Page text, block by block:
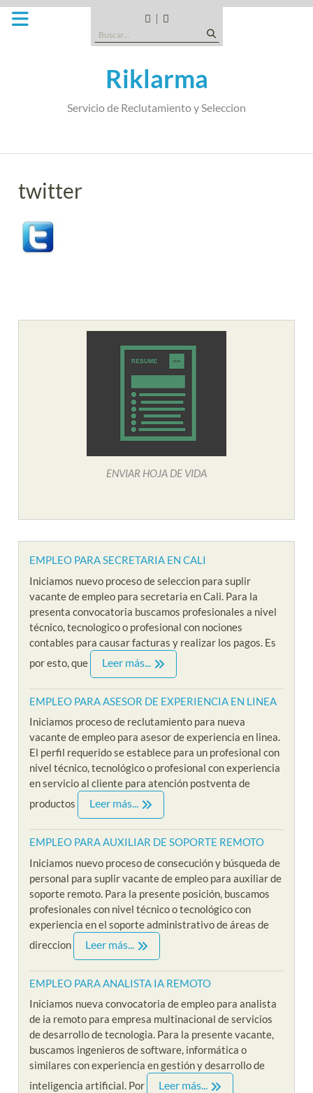
Saltar
CANDIDATOS
TIPO
EMPRESA
SOMOS
Buscar:
Riklarma
Servicio de Reclutamiento y Seleccion
twitter
ENVIAR HOJA DE VIDA
EMPLEO PARA SECRETARIA EN CALI
Iniciamos nuevo proceso de seleccion para suplir
vacante de empleo para secretaria en Cali. Para la
presenta convocatoria buscamos profesionales a nivel
técnico, tecnologico o profesional con nociones
contables para causar facturas y realizar los pagos. Es
por esto, que
Leer más...
EMPLEO PARA ASESOR DE EXPERIENCIA EN LINEA
Iniciamos proceso de reclutamiento para nueva
vacante de empleo para asesor de experiencia en linea.
El perfil requerido se establece para un profesional con
nivel técnico, tecnológico o profesional con experiencia
en servicio al cliente para atención postventa de
productos
Leer más...
EMPLEO PARA AUXILIAR DE SOPORTE REMOTO
Iniciamos nuevo proceso de consecución y búsqueda de
personal para suplir vacante de empleo para auxiliar de
soporte remoto. Para la presente posición, buscamos
profesionales con nivel técnico o tecnológico con
experiencia en el soporte administrativo de áreas de
direccion
Leer más...
EMPLEO PARA ANALISTA IA REMOTO
Iniciamos nueva convocatoria de empleo para analista
de ia remoto para empresa multinacional de servicios
de desarrollo de tecnologia. Para la presente vacante,
buscamos ingenieros de software, informática o
similares con experiencia en gestión y desarrollo de
inteligencia artificial. Por
Leer más...